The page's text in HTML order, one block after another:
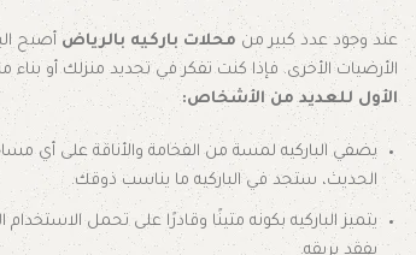
عند وجود عدد كبير من محلات باركيه بالرياض أصبح
الأرضيات الأخرى. فإذا كنت تفكر في تجديد منزلك أو بناء
الأول للعديد من الأشخاص:
يضفي الباركيه لمسة من الفخامة والأناقة على أي
الحديث، ستجد في الباركيه ما يناسب ذوقك.
يتميز الباركيه بكونه متينًا وقادرًا على تحمل
يفقد بريقه.